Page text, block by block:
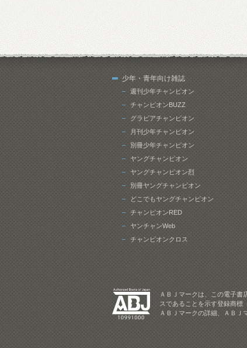
少年・青年向け雑誌
週刊少年チャンピオン
チャンピオンBUZZ
グラビアチャンピオン
月刊少年チャンピオン
別冊少年チャンピオン
ヤングチャンピオン
ヤングチャンピオン烈
別冊ヤングチャンピオン
どこでもヤングチャンピオン
チャンピオンRED
ヤンチャンWeb
チャンピオンクロス
ＡＢＪマークは、この電子書
スであることを示す登録商標
ＡＢＪマークの詳細、ＡＢＪ